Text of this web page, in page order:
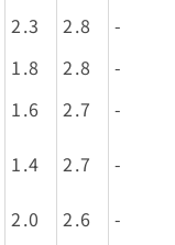
2.3 2.8
-
1.8 2.8
-
1.6 2.7
-
1.4 2.7 -
2.0 2.6
-